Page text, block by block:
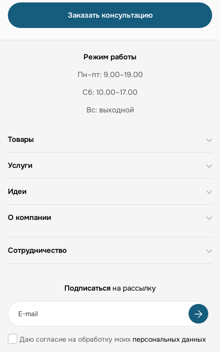
Заказать консультацию
Режим работы
Пн–пт: 9.00–19.00
Сб: 10.00–17.00
Вс: выходной
О компании
Товары
Услуги
Идеи
Сотрудничество
Подписаться на рассылку
Даю согласие на обработку моих персональных данных